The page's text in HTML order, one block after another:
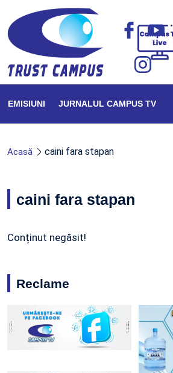
EMISIUNI JURNALUL CAMPUS TV
Acasă caini fara stapan
caini fara stapan
Conținut negăsit!
Reclame